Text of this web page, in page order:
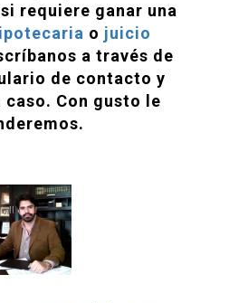
requiere ganar una
o juicio
a través de
de contacto y
caso. Con gusto le